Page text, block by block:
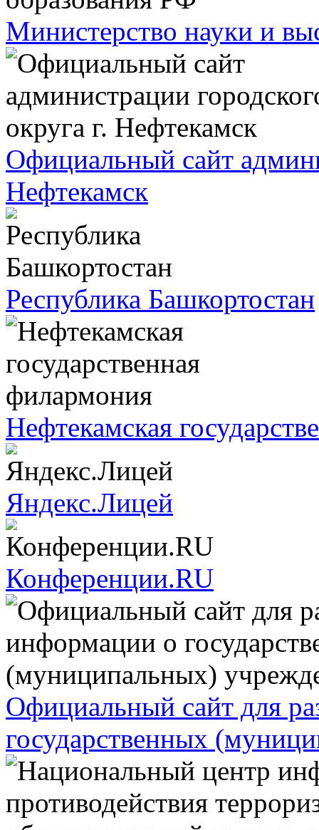
Министерство науки и
Официальный сайт
Нефтекамск
Республика Башкортостан
Нефтекамская
Яндекс.Лицей
Конференции.RU
Официальный сайт для
государственных